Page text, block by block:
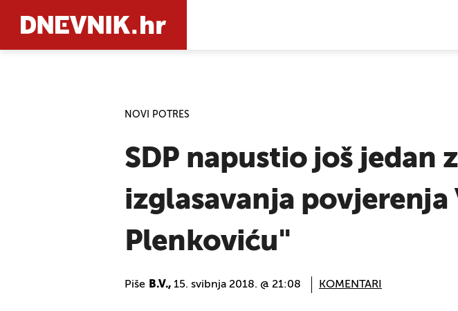
NOVI POTRES
SDP napustio još jedan
izglasavanja povjerenja
Plenkoviću"
Piše B.V., 15. svibnja 2018. @ 21:08 KOMENTARI